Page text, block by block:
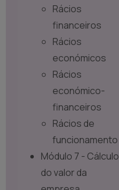
Rácios
financeiros
Rácios
económicos
Rácios
económico-
financeiros
Rácios de
funcionamento
Módulo 7 - Cálculo
do valor da